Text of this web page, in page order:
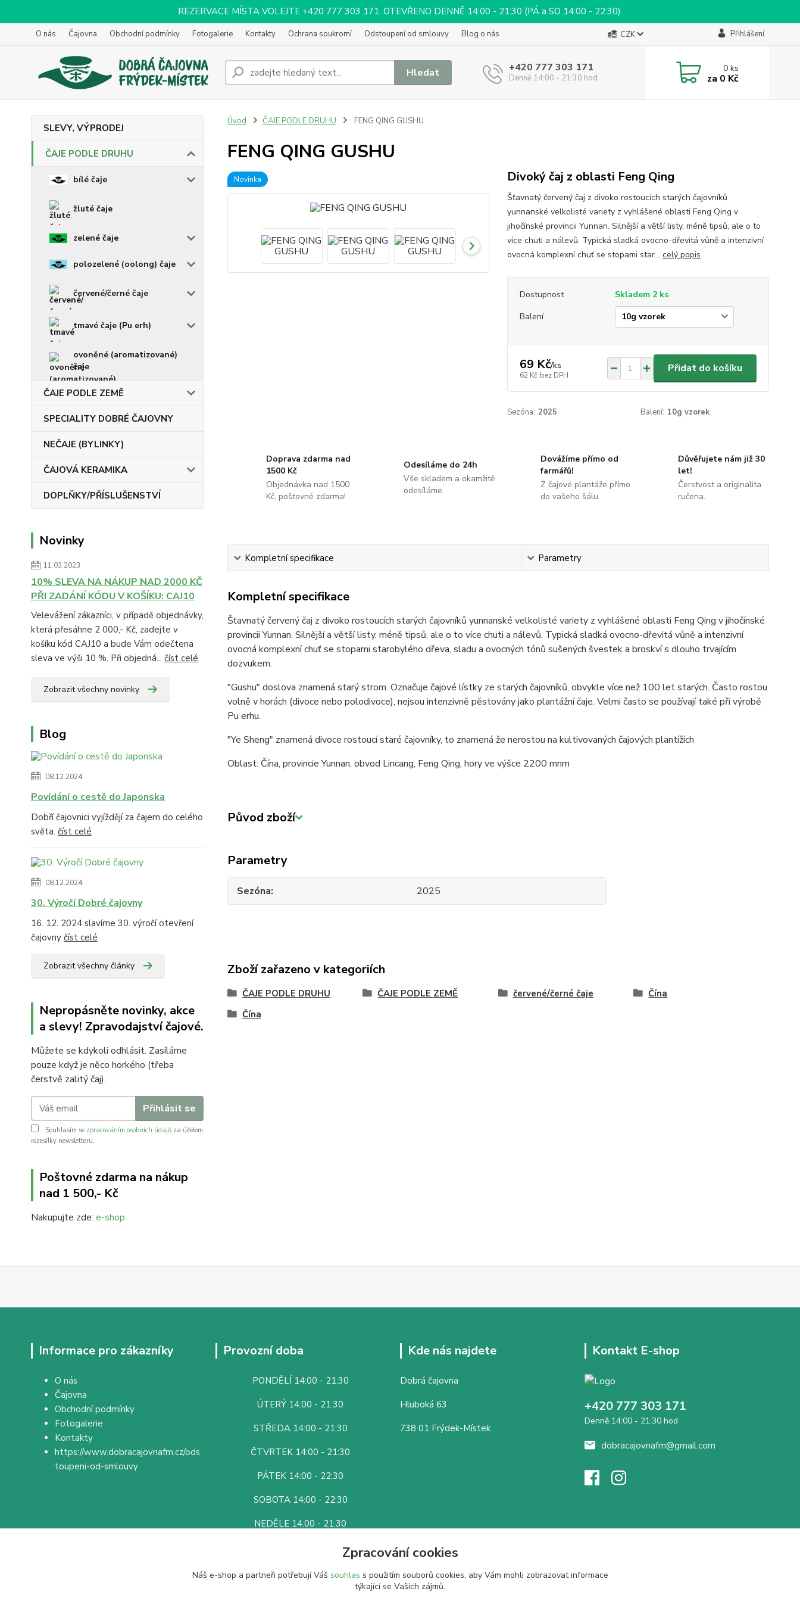
REZERVACE MÍSTA VOLEJTE +420 777 303 171. OTEVŘENO DENNĚ 14:00 - 21:30 (PÁ a SO 14:00 - 22:30).
O nás Čajovna Obchodní podmínky Fotogalerie Kontakty Ochrana soukromí Odstoupení od smlouvy Blog o nás CZK Přihlášení
Hledat +420 777 303 171
Denně 14:00 - 21:30 hod
0ks
za 0 Kč
SLEVY, VÝPRODEJ
ČAJE PODLE DRUHU
bílé čaje
žluté čaje
zelené čaje
polozelené (oolong) čaje
červené/černé čaje
tmavé čaje (Pu erh)
ovoněné (aromatizované)
čaje
ČAJE PODLE ZEMĚ
SPECIALITY DOBRÉ ČAJOVNY
NEČAJE (BYLINKY)
ČAJOVÁ KERAMIKA
DOPLŇKY/PŘÍSLUŠENSTVÍ
Novinky
11.03.2023
10% SLEVA NA NÁKUP NAD 2000 KČ
PŘI ZADÁNÍ KÓDU V KOŠÍKU: CAJ10
Velevážení zákazníci, v případě objednávky,
která přesáhne 2 000,- Kč, zadejte v
košíku kód CAJ10 a bude Vám odečtena
sleva ve výši 10 %. Při objedná... číst celé
Zobrazit všechny novinky
Blog
08.12.2024
Povídání o cestě do Japonska
Dobří čajovnici vyjíždějí za čajem do celého
světa. číst celé
08.12.2024
30. Výročí Dobré čajovny
16. 12. 2024 slavíme 30. výročí otevření
čajovny číst celé
Zobrazit všechny články
Nepropásněte novinky, akce
a slevy! Zpravodajství čajové.
Můžete se kdykoli odhlásit. Zasíláme
pouze když je něco horkého (třeba
čerstvě zalitý čaj).
Přihlásit se
Souhlasím se zpracováním osobních údajů za účelem
rozesílky newsletteru.
Poštovné zdarma na nákup
nad 1 500,- Kč
Nakupujte zde: e-shop
Úvod ČAJE PODLE DRUHU FENG QING GUSHU
FENG QING GUSHU
Novinka Divoký čaj z oblasti Feng Qing
Šťavnatý červený čaj z divoko rostoucích starých čajovníků
yunnanské velkolisté variety z vyhlášené oblasti Feng Qing v
jihočínské provincii Yunnan. Silnější a větší listy, méně tipsů, ale o to
více chuti a nálevů. Typická sladká ovocno-dřevitá vůně a intenzivní
ovocná komplexní chuť se stopami star... celý popis
Dostupnost
Skladem 2 ks
Balení
69 Kč/ks
62 Kč bez DPH
Přidat do košíku
Sezóna: 2025 Balení: 10g vzorek
Doprava zdarma nad
1500 Kč
Objednávka nad 1500
Kč, poštovné zdarma!
Odesíláme do 24h
Vše skladem a okamžitě
odesíláme.
Dovážíme přímo od
farmářů!
Z čajové plantáže přímo
do vašeho šálu.
Důvěřujete nám již 30
let!
Čerstvost a originalita
ručena.
Kompletní specifikace Parametry
Kompletní specifikace
Šťavnatý červený čaj z divoko rostoucích starých čajovníků yunnanské velkolisté variety z vyhlášené oblasti Feng Qing v jihočínské
provincii Yunnan. Silnější a větší listy, méně tipsů, ale o to více chuti a nálevů. Typická sladká ovocno-dřevitá vůně a intenzivní
ovocná komplexní chuť se stopami starobylého dřeva, sladu a ovocných tónů sušených švestek a broskví s dlouho trvajícím
dozvukem.
"Gushu" doslova znamená starý strom. Označuje čajové lístky ze starých čajovníků, obvykle více než 100 let starých. Často rostou
volně v horách (divoce nebo polodivoce), nejsou intenzivně pěstovány jako plantážní čaje. Velmi často se používají také při výrobě
Pu erhu.
"Ye Sheng" znamená divoce rostoucí staré čajovníky, to znamená že nerostou na kultivovaných čajových plantížích
Oblast: Čína, provincie Yunnan, obvod Lincang, Feng Qing, hory ve výšce 2200 mnm
Původ zboží
Parametry
Sezóna 2025
Zboží zařazeno v kategoriích
ČAJE PODLE DRUHU ČAJE PODLE ZEMĚ červené/černé čaje
Čína
Čína
Informace pro zákazníky
O nás
Čajovna
Obchodní podmínky
Fotogalerie
Kontakty
https://www.dobracajovnafm.cz/ods
toupeni-od-smlouvy
Provozní doba
PONDĚLÍ 14:00 - 21:30
ÚTERÝ 14:00 - 21:30
STŘEDA 14:00 - 21:30
ČTVRTEK 14:00 - 21:30
PÁTEK 14:00 - 22:30
SOBOTA 14:00 - 22:30
NEDĚLE 14:00 - 21:30
Kde nás najdete
Dobrá čajovna
Hluboká 63
738 01 Frýdek-Místek
Kontakt E-shop
+420 777 303 171
Denně 14:00 - 21:30 hod
dobracajovnafm@gmail.com
Zpracování cookies
Náš e-shop a partneři potřebují Váš souhlas s použitím souborů cookies, aby Vám mohli zobrazovat informace
týkající se Vašich zájmů.